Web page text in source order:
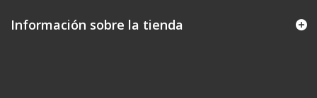
Información sobre la tienda